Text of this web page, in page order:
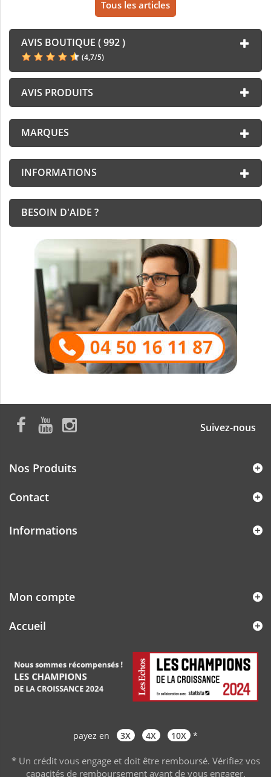
Tous les articles
AVIS BOUTIQUE ( 992 )
(4,7/5)
AVIS PRODUITS
MARQUES
INFORMATIONS
BESOIN D'AIDE ?
Suivez-nous
Nos Produits
Contact
Informations
Mon compte
Accueil
payez en 3X 4X 10X *
* Un crédit vous engage et doit être remboursé. Vérifiez vos
capacités de remboursement avant de vous engager.